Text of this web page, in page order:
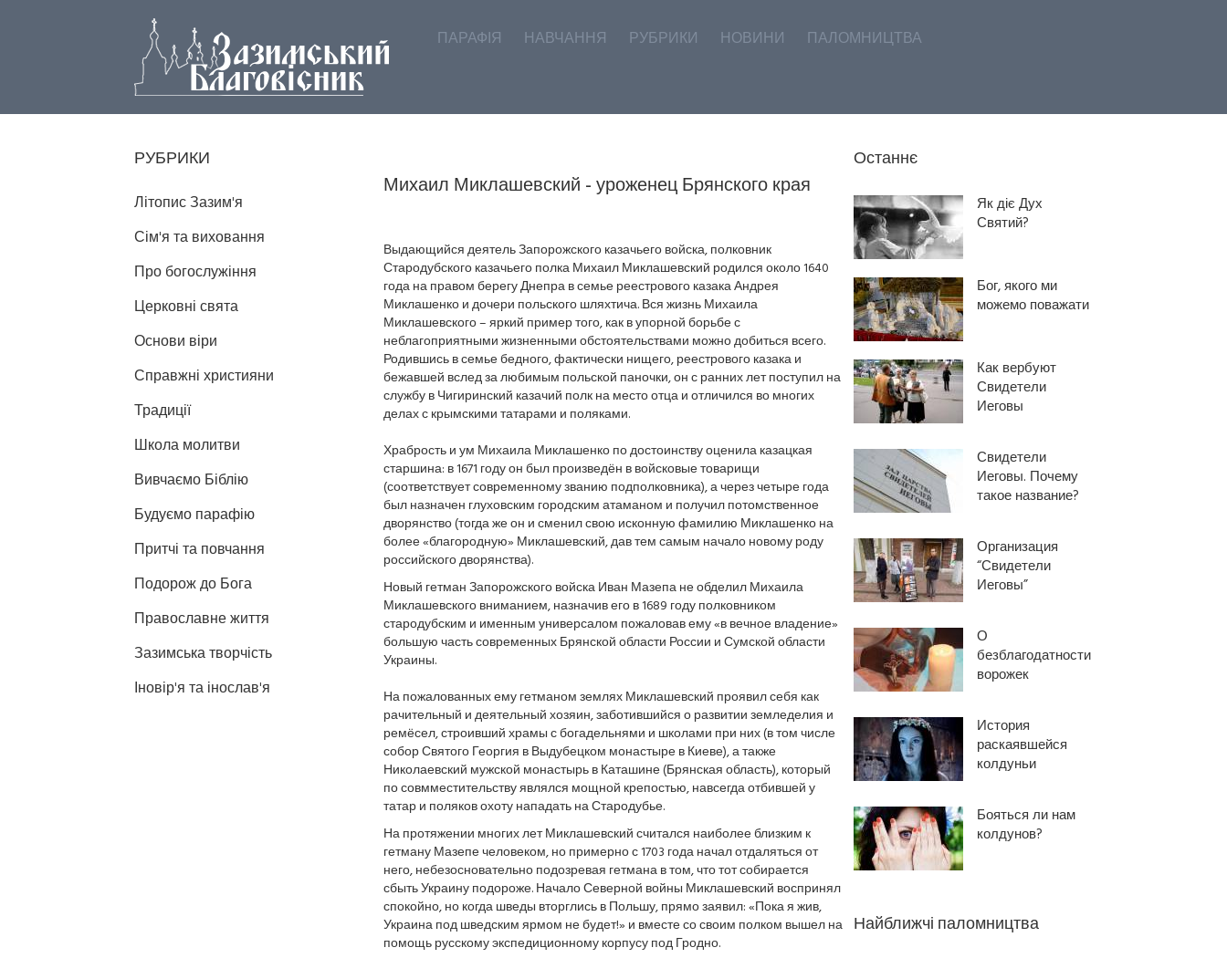
ПАРАФІЯ НАВЧАННЯ РУБРИКИ НОВИНИ ПАЛОМНИЦТВА
Михаил Миклашевский - уроженец Брянского края
Выдающийся деятель Запорожского казачьего войска, полковник
Стародубского казачьего полка Михаил Миклашевский родился около 1640
года на правом берегу Днепра в семье реестрового казака Андрея
Миклашенко и дочери польского шляхтича. Вся жизнь Михаила
Миклашевского – яркий пример того, как в упорной борьбе с
неблагоприятными жизненными обстоятельствами можно добиться всего.
Родившись в семье бедного, фактически нищего, реестрового казака и
бежавшей вслед за любимым польской паночки, он с ранних лет поступил на
службу в Чигиринский казачий полк на место отца и отличился во многих
делах с крымскими татарами и поляками.
Храбрость и ум Михаила Миклашенко по достоинству оценила казацкая
старшина: в 1671 году он был произведён в войсковые товарищи
(соответствует современному званию подполковника), а через четыре года
был назначен глуховским городским атаманом и получил потомственное
дворянство (тогда же он и сменил свою исконную фамилию Миклашенко на
более «благородную» Миклашевский, дав тем самым начало новому роду
российского дворянства).
Новый гетман Запорожского войска Иван Мазепа не обделил Михаила
Миклашевского вниманием, назначив его в 1689 году полковником
стародубским и именным универсалом пожаловав ему «в вечное владение»
большую часть современных Брянской области России и Сумской области
Украины.
На пожалованных ему гетманом землях Миклашевский проявил себя как
рачительный и деятельный хозяин, заботившийся о развитии земледелия и
ремёсел, строивший храмы с богадельнями и школами при них (в том числе
собор Святого Георгия в Выдубецком монастыре в Киеве), а также
Николаевский мужской монастырь в Каташине (Брянская область), который
по совмместительству являлся мощной крепостью, навсегда отбившей у
татар и поляков охоту нападать на Стародубье.
На протяжении многих лет Миклашевский считался наиболее близким к
гетману Мазепе человеком, но примерно с 1703 года начал отдаляться от
него, небезосновательно подозревая гетмана в том, что тот собирается
сбыть Украину подороже. Начало Северной войны Миклашевский воспринял
спокойно, но когда шведы вторглись в Польшу, прямо заявил: «Пока я жив,
Украина под шведским ярмом не будет!» и вместе со своим полком вышел на
помощь русскому экспедиционному корпусу под Гродно.
РУБРИКИ
Літопис Зазим'я
Сім'я та виховання
Про богослужіння
Церковні свята
Основи віри
Справжні християни
Традиції
Школа молитви
Вивчаємо Біблію
Будуємо парафію
Притчі та повчання
Подорож до Бога
Православне життя
Зазимська творчість
Іновір'я та інослав'я
Останнє
Як діє Дух
Святий?
Бог, якого ми
можемо поважати
Как вербуют
Свидетели
Иеговы
Свидетели
Иеговы. Почему
такое название?
Организация
“Свидетели
Иеговы”
О
безблагодатности
ворожек
История
раскаявшейся
колдуньи
Бояться ли нам
колдунов?
Найближчі паломництва